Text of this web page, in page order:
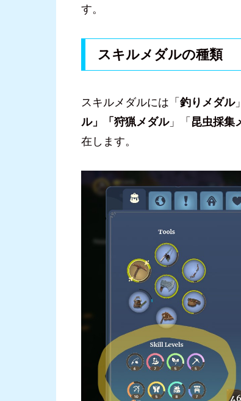
す。
スキルメダルの種類
スキルメダルには「 釣りメダル
ル」「狩猟メダル」「 昆虫採集
在します。